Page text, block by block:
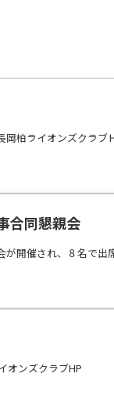
柏ライオンズクラブ
合同懇親会
開催され、８名で
オンズクラブHP